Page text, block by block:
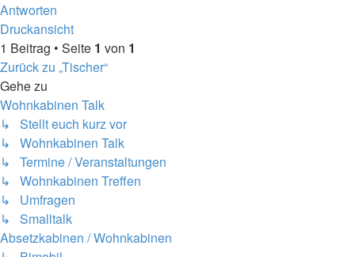
Antworten
Druckansicht
1 Beitrag • Seite 1 von 1
Zurück zu „Tischer“
Gehe zu
Wohnkabinen Talk
↳ Stellt euch kurz vor
↳ Wohnkabinen Talk
↳ Termine / Veranstaltungen
↳ Wohnkabinen Treffen
↳ Umfragen
↳ Smalltalk
Absetzkabinen / Wohnkabinen